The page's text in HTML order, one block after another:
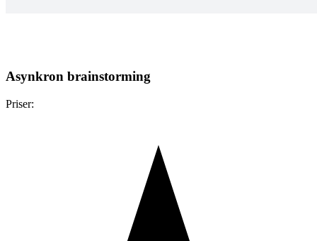
Asynkron brainstorming
Priser: